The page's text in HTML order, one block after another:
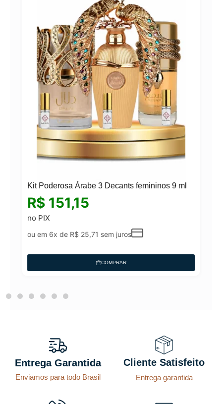
Kit Poderosa Árabe 3 Decants femininos 9 ml
R$ 151,15
no PIX
ou em 6x de R$ 25,71 sem juros
COMPRAR
Entrega Garantida
Enviamos para todo Brasil
Cliente Satisfeito
Entrega garantida